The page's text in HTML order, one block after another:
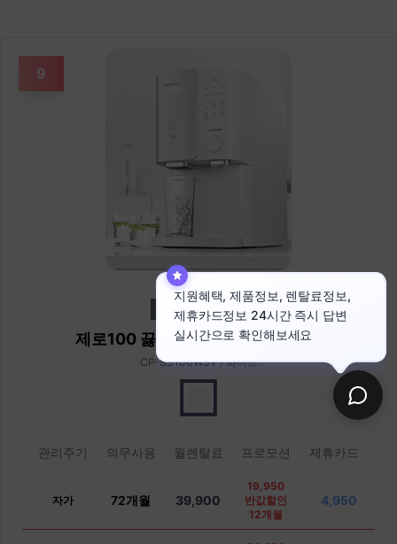
9
냉온정수기+얼음
제로100 끓인물 냉온정 얼음정수기
CP-SS100WSV / 화이트
관리주기 의무사용 월렌탈료 프로모션 제휴카드
자가 72개월 39,900
19,950
반값할인
12개월
4,950